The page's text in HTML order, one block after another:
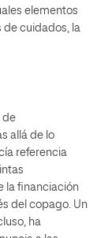
elementos
de cuidados, la
de
allá de lo
referencia
la financiación
del copago. Un
ha